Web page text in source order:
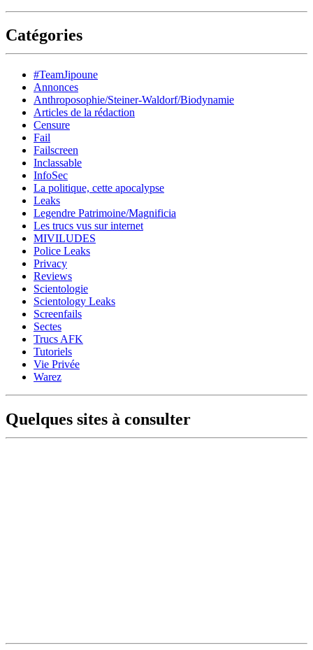
Catégories
#TeamJipoune
Annonces
Anthroposophie/Steiner-Waldorf/Biodynamie
Articles de la rédaction
Censure
Fail
Failscreen
Inclassable
InfoSec
La politique, cette apocalypse
Leaks
Legendre Patrimoine/Magnificia
Les trucs vus sur internet
MIVILUDES
Police Leaks
Privacy
Reviews
Scientologie
Scientology Leaks
Screenfails
Sectes
Trucs AFK
Tutoriels
Vie Privée
Warez
Quelques sites à consulter